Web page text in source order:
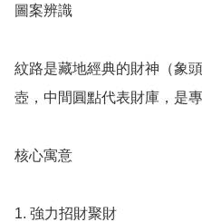
圖案辨識
紋路是藏地經典的財神（象
壺，中間圓點代表財庫，是
核心寓意
1. 強力招財聚財